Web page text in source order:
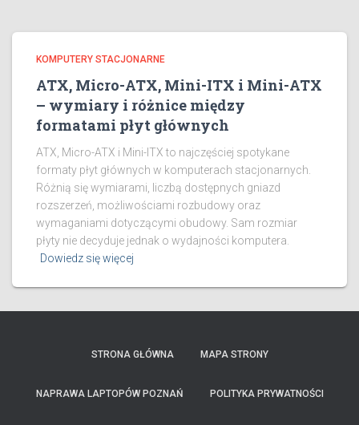
KOMPUTERY STACJONARNE
ATX, Micro-ATX, Mini-ITX i Mini-ATX
– wymiary i różnice między
formatami płyt głównych
ATX, Micro-ATX i Mini-ITX to najczęściej spotykane
formaty płyt głównych w komputerach stacjonarnych.
Różnią się wymiarami, liczbą dostępnych gniazd
rozszerzeń, możliwościami rozbudowy oraz
wymaganiami dotyczącymi obudowy. Sam rozmiar
płyty nie decyduje jednak o wydajności komputera.
Dowiedz się więcej
STRONA GŁÓWNA MAPA STRONY
NAPRAWA LAPTOPÓW POZNAŃ POLITYKA PRYWATNOŚCI